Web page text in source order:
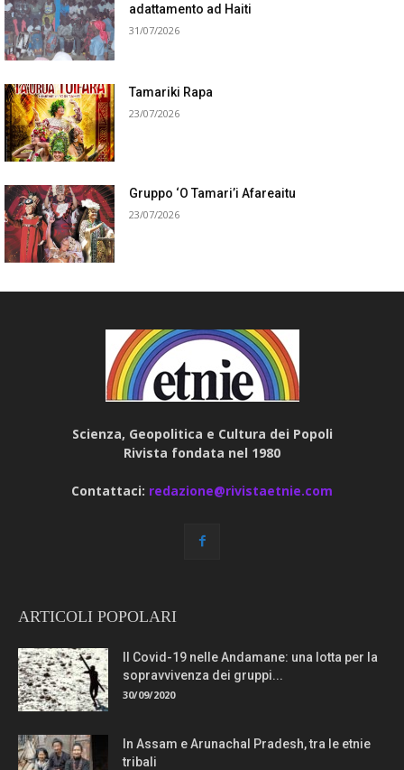
adattamento ad Haiti
31/07/2026
Tamariki Rapa
23/07/2026
Gruppo ‘O Tamari’i Afareaitu
23/07/2026
Scienza, Geopolitica e Cultura dei Popoli
Rivista fondata nel 1980
Contattaci: redazione@rivistaetnie.com
ARTICOLI POPOLARI
Il Covid-19 nelle Andamane: una lotta per la
sopravvivenza dei gruppi...
30/09/2020
In Assam e Arunachal Pradesh, tra le etnie
tribali